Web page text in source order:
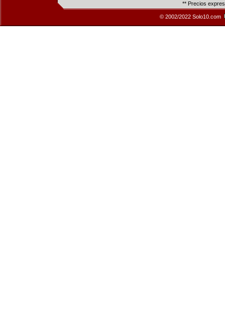
** Precios
© 2002/2022 Solo10.com